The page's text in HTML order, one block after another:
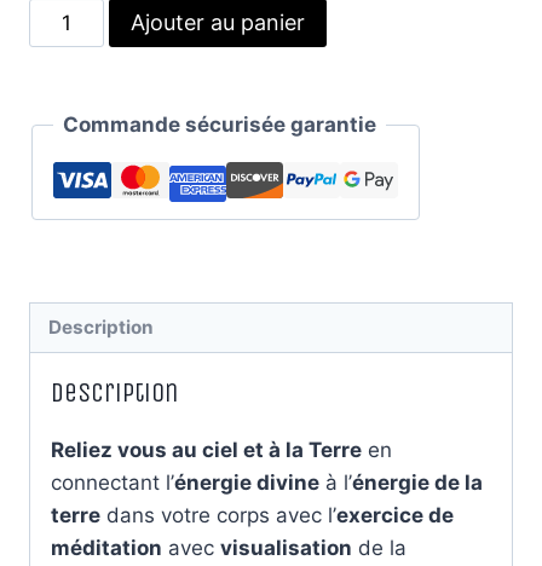
quantité
de
d’ancrage
|
Méditation
visualisation
Ajouter au panier
Commande sécurisée garantie
Description
Description
Reliez vous au ciel et à la Terre en
connectant l’énergie divine à l’énergie de la
terre dans votre corps avec l’exercice de
méditation avec visualisation de la